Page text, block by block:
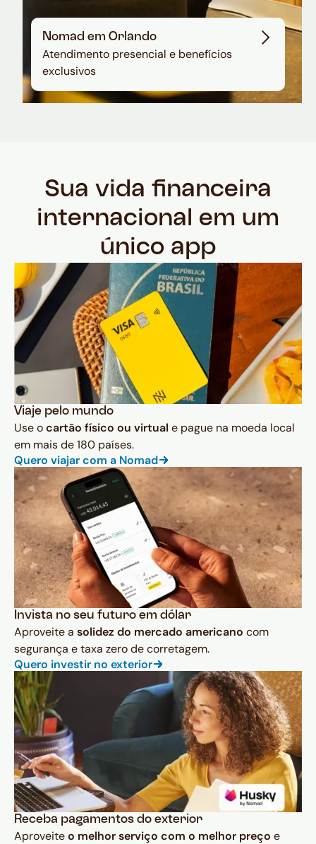
Nomad em Orlando
Atendimento presencial e benefícios
exclusivos
Sua vida financeira
internacional em um
único app
Viaje pelo mundo
Use ocartão físico ou virtual e pague na moeda local
em mais de 180 países.
Quero viajar com a Nomad
Invista no seu futuro em dólar
Aproveite a solidez do mercado americano com
segurança e taxa zero de corretagem.
Quero investir no exterior
Receba pagamentos do exterior
Aproveiteo melhor serviço com o melhor preço e